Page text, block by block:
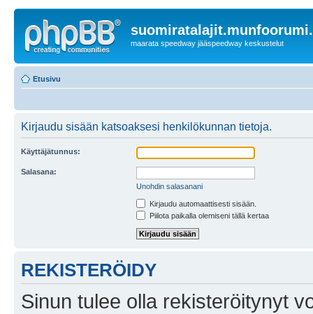
maarata speedway jääspeedway keskustelut
Etusivu
Kirjaudu sisään katsoaksesi henkilökunnan tietoja.
Käyttäjätunnus:
Salasana:
Unohdin salasanani
Kirjaudu automaattisesti sisään.
Piilota paikalla olemiseni tällä kertaa
REKISTERÖIDY
Sinun tulee olla rekisteröitynyt